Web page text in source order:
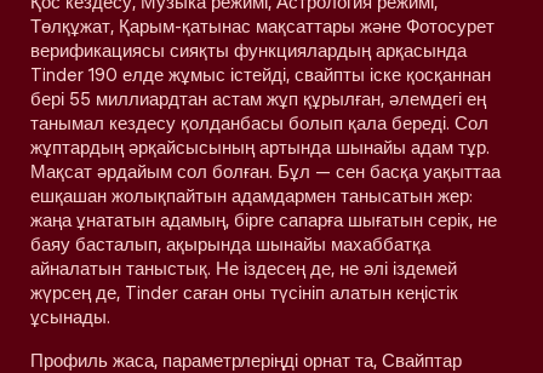
Төлқұжат, Қарым-қатынас мақсаттары және Фотосурет
верификациясы сияқты функциялардың арқасында
Tinder 190 елде жұмыс істейді, свайпты іске қосқаннан
бері 55 миллиардтан астам жұп құрылған, әлемдегі ең
танымал кездесу қолданбасы болып қала береді. Сол
жұптардың әрқайсысының артында шынайы адам тұр.
Мақсат әрдайым сол болған. Бұл — сен басқа уақыттаа
ешқашан жолықпайтын адамдармен танысатын жер:
жаңа ұнататын адамың, бірге сапарға шығатын серік, не
баяу басталып, ақырында шынайы махаббатқа
айналатын таныстық. Не іздесең де, не әлі іздемей
жүрсең де, Tinder саған оны түсініп алатын кеңістік
ұсынады.
Профиль жаса, параметрлеріңді орнат та, Свайптар